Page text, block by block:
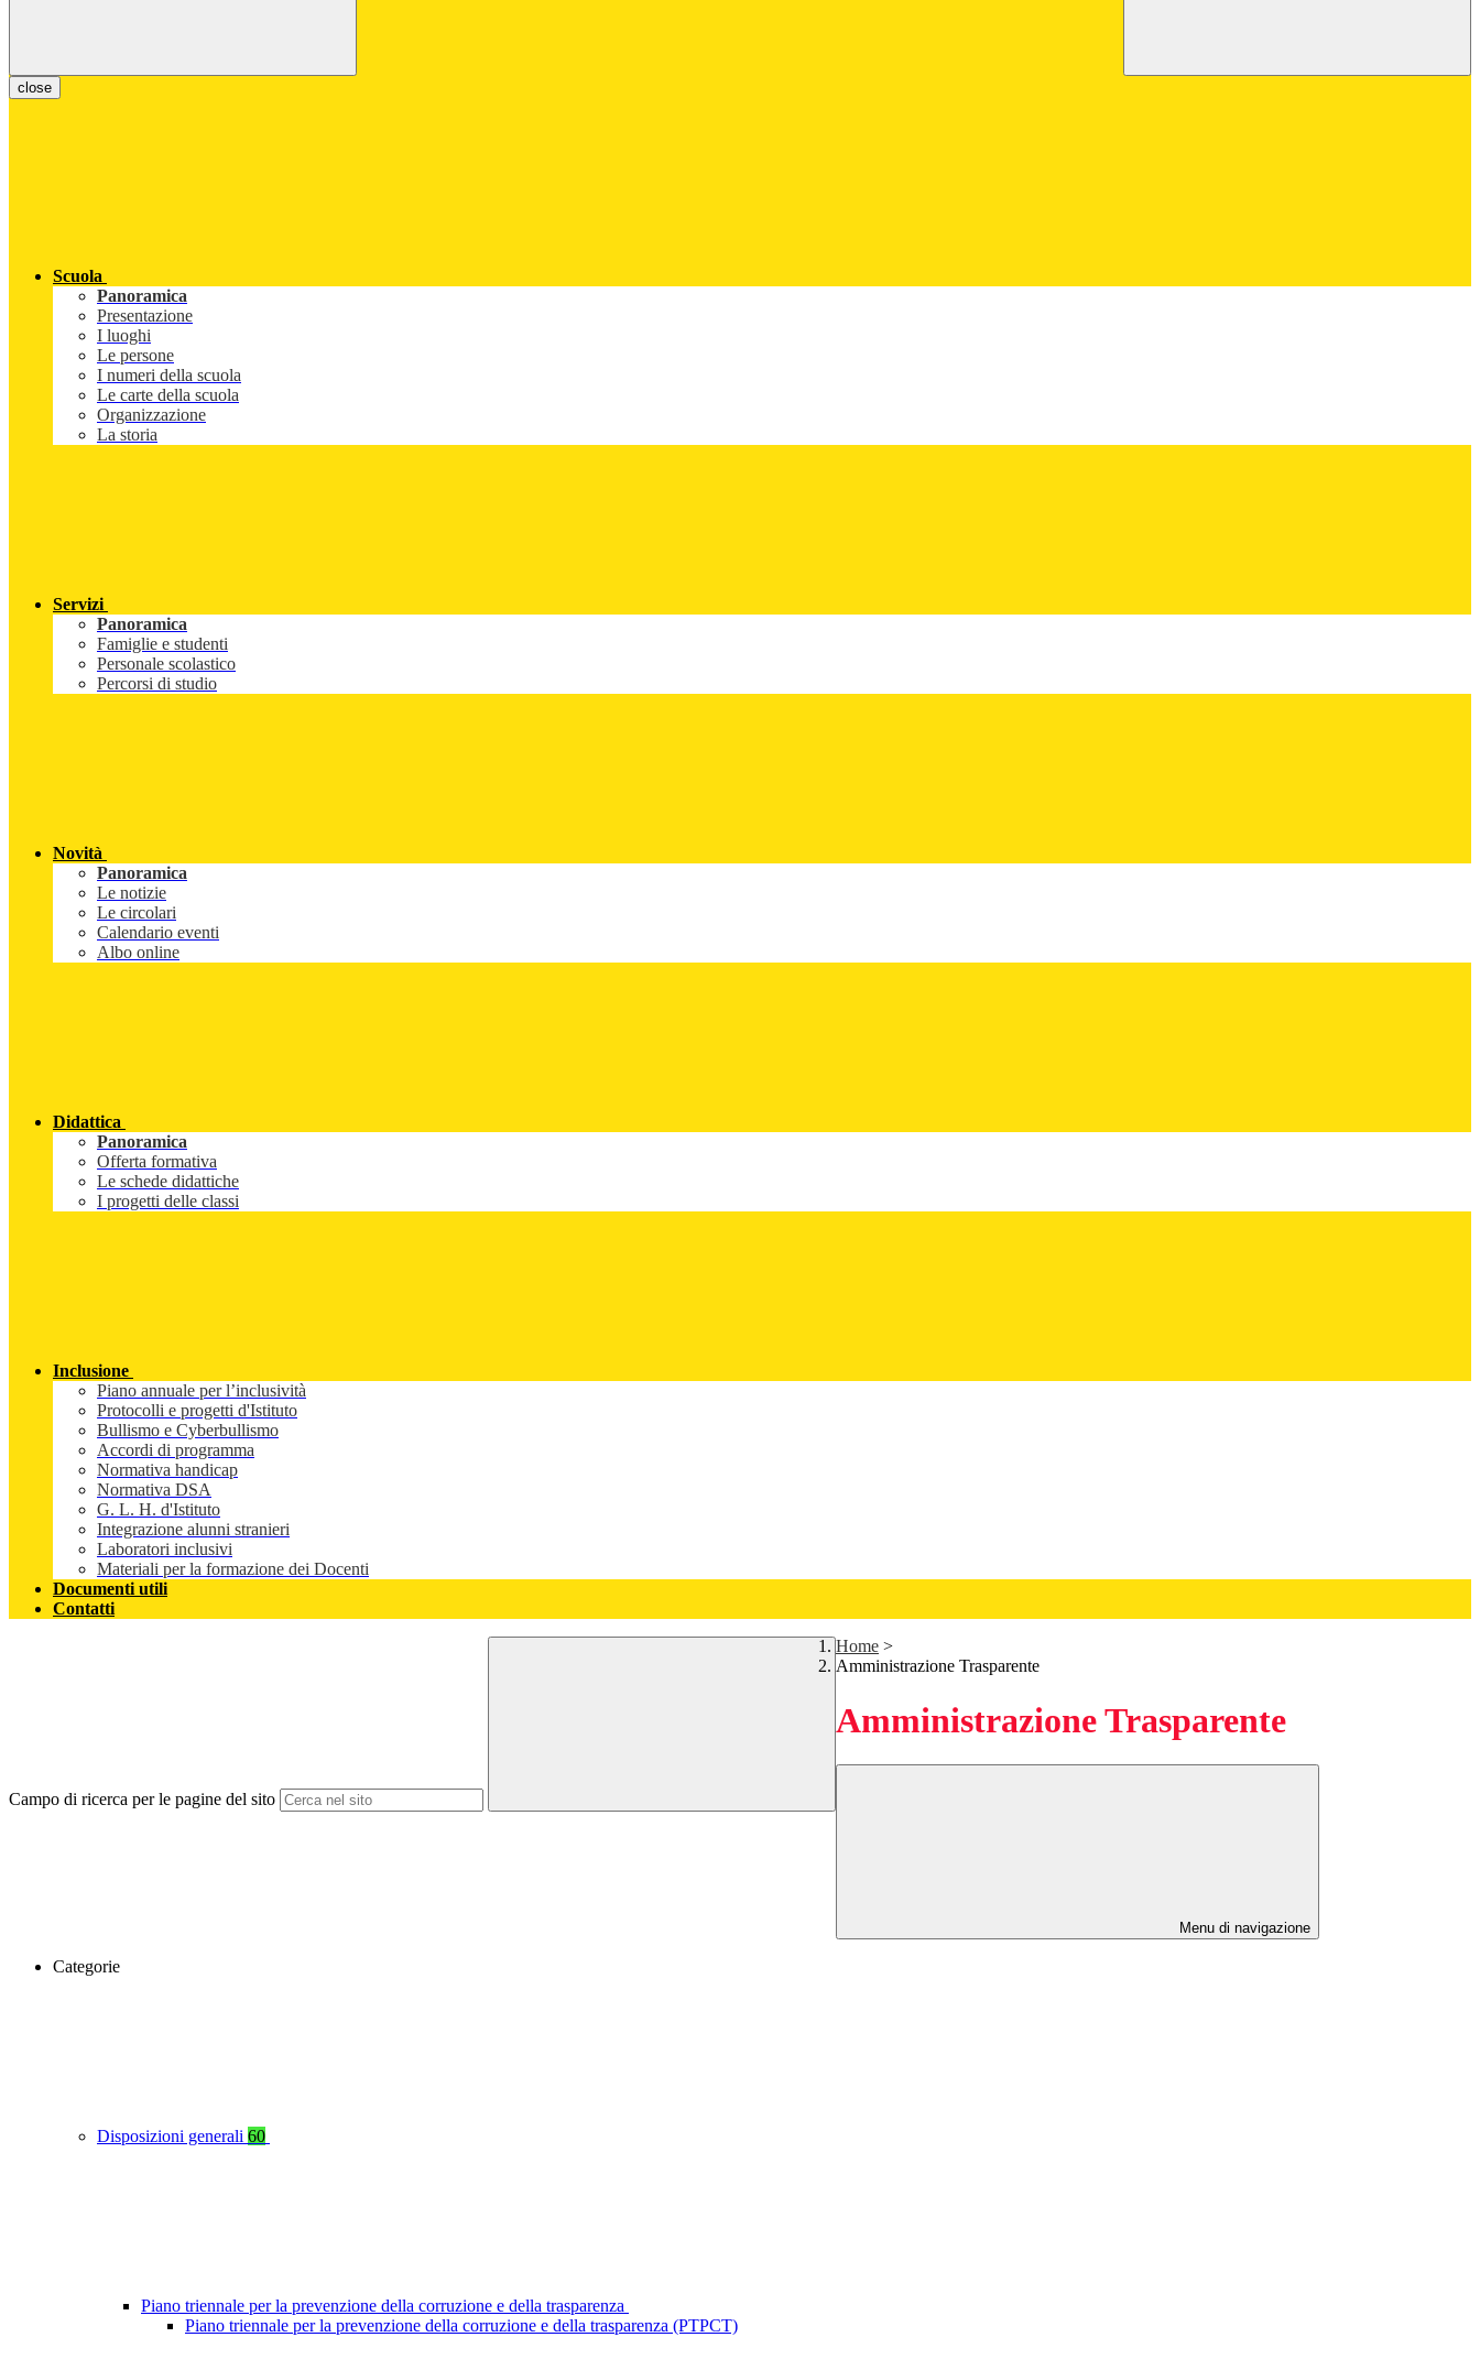
close
Scuola
Panoramica
Presentazione
I luoghi
Le persone
I numeri della scuola
Le carte della scuola
Organizzazione
La storia
Servizi
Panoramica
Famiglie e studenti
Personale scolastico
Percorsi di studio
Novità
Panoramica
Le notizie
Le circolari
Calendario eventi
Albo online
Didattica
Panoramica
Offerta formativa
Le schede didattiche
I progetti delle classi
Inclusione
Piano annuale per l’inclusività
Protocolli e progetti d'Istituto
Bullismo e Cyberbullismo
Accordi di programma
Normativa handicap
Normativa DSA
G. L. H. d'Istituto
Integrazione alunni stranieri
Laboratori inclusivi
Materiali per la formazione dei Docenti
Documenti utili
Contatti
Campo di ricerca per le pagine del sito
Home >
Amministrazione Trasparente
Amministrazione Trasparente
Menu di navigazione
Categorie
Disposizioni generali 60
Piano triennale per la prevenzione della corruzione e della trasparenza
Piano triennale per la prevenzione della corruzione e della trasparenza (PTPCT)